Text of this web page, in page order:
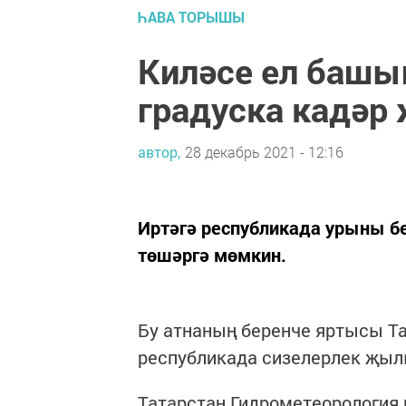
ҺАВА ТОРЫШЫ
Киләсе ел
градуска
автор, 28 декабрь 2021 - 12:16
Иртәгә республикада урыны
төшәргә мөмкин.
Бу атнаның беренче яртысы
республикада сизелерлек